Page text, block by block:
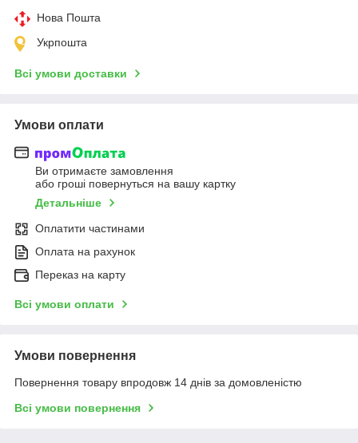
Нова Пошта
Укрпошта
Всі умови доставки
Умови оплати
Ви отримаєте замовлення
або гроші повернуться на вашу картку
Детальніше
Оплатити частинами
Оплата на рахунок
Переказ на карту
Всі умови оплати
Умови повернення
Повернення товару впродовж 14 днів за домовленістю
Всі умови повернення